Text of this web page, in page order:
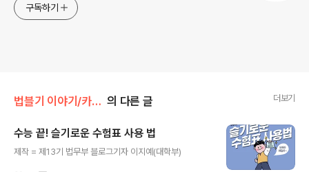
구독하기
법블기 이야기/카드로 본 법 의 다른 글 더보기
수능 끝! 슬기로운 수험표 사용 법
제작 = 제13기 법무부 블로그기자 이지예(대학부)